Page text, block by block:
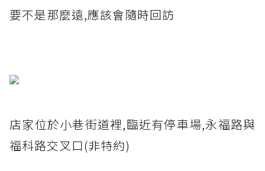
要不是那麼遠,應該會隨時回訪
店家位於小巷街道裡,臨近有停車場,永福路與
福科路交叉口(非特約)